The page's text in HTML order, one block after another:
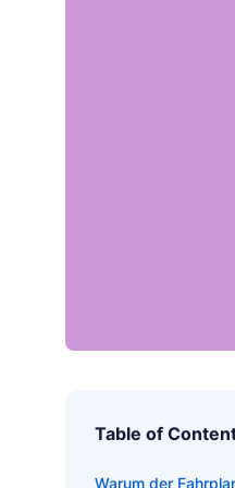
Table of
Warum der